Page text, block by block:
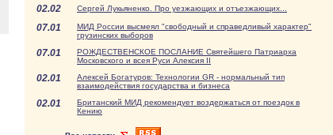
02.02 Сергей Лукьяненко. Про уезжающих и отъезжающих...
07.01
МИД России высмеял "свободный и справедливый характер"
грузинских выборов
07.01
РОЖДЕСТВЕНСКОЕ ПОСЛАНИЕ Святейшего Патриарха
Московского и всея Руси Алексия II
02.01
Алексей Богатуров: Технологии GR - нормальный тип
взаимодействия государства и бизнеса
02.01
Британский МИД рекомендует воздержаться от поездок в
Кению